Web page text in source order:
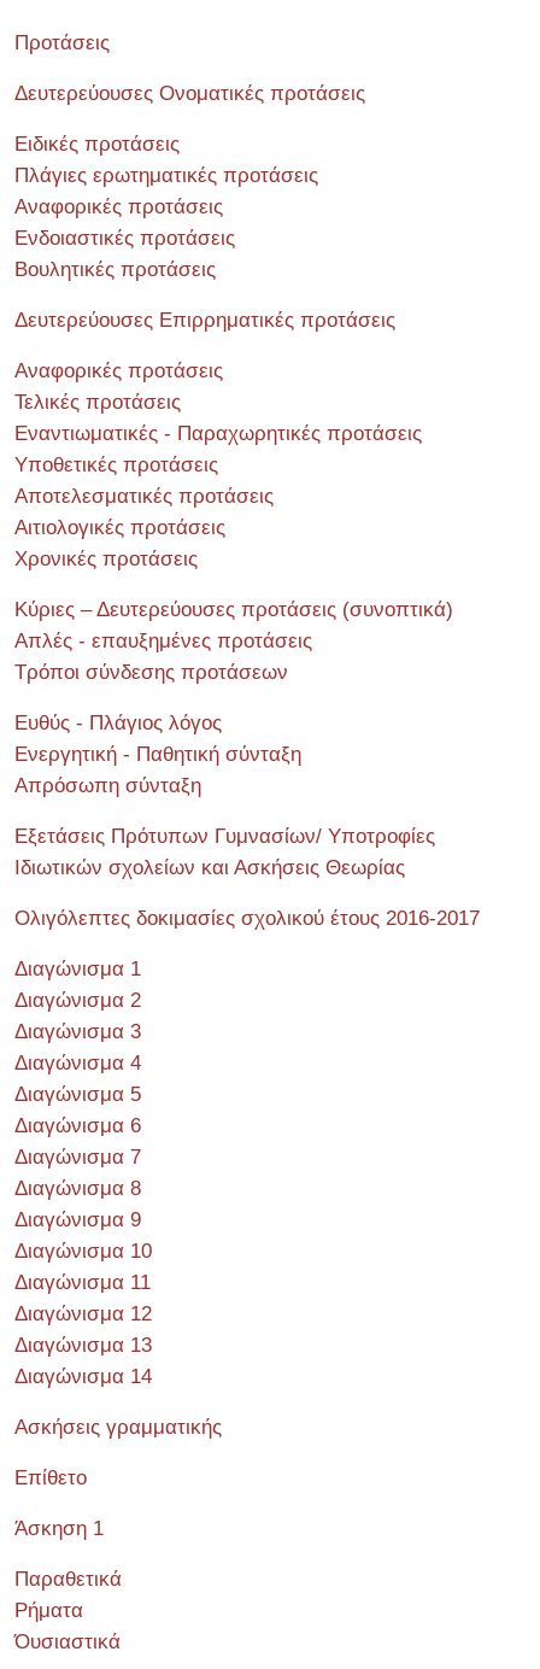
Προτάσεις
Δευτερεύουσες Ονοματικές προτάσεις
Ειδικές προτάσεις
Πλάγιες ερωτηματικές προτάσεις
Αναφορικές προτάσεις
Ενδοιαστικές προτάσεις
Βουλητικές προτάσεις
Δευτερεύουσες Επιρρηματικές προτάσεις
Αναφορικές προτάσεις
Τελικές προτάσεις
Εναντιωματικές - Παραχωρητικές προτάσεις
Υποθετικές προτάσεις
Αποτελεσματικές προτάσεις
Αιτιολογικές προτάσεις
Χρονικές προτάσεις
Κύριες – Δευτερεύουσες προτάσεις (συνοπτικά)
Απλές - επαυξημένες προτάσεις
Τρόποι σύνδεσης προτάσεων
Ευθύς - Πλάγιος λόγος
Ενεργητική - Παθητική σύνταξη
Απρόσωπη σύνταξη
Εξετάσεις Πρότυπων Γυμνασίων/ Υποτροφίες
Ιδιωτικών σχολείων και Ασκήσεις Θεωρίας
Ολιγόλεπτες δοκιμασίες σχολικού έτους 2016-2017
Διαγώνισμα 1
Διαγώνισμα 2
Διαγώνισμα 3
Διαγώνισμα 4
Διαγώνισμα 5
Διαγώνισμα 6
Διαγώνισμα 7
Διαγώνισμα 8
Διαγώνισμα 9
Διαγώνισμα 10
Διαγώνισμα 11
Διαγώνισμα 12
Διαγώνισμα 13
Διαγώνισμα 14
Ασκήσεις γραμματικής
Επίθετο
Άσκηση 1
Παραθετικά
Ρήματα
Όυσιαστικά